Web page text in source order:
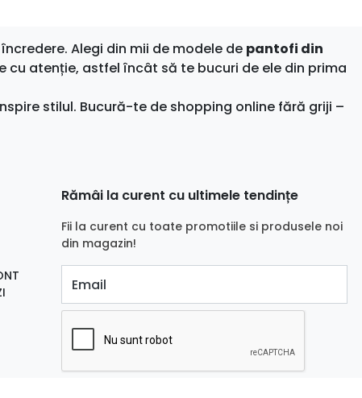
Alegi din mii de modele de pantofi din
cu atenție, astfel încât să te bucuri de ele din prima
stilul. Bucură-te de shopping online fără griji –
Rămâi la curent cu ultimele tendințe
Fii la curent cu toate promotiile si produsele noi
din magazin!
Email